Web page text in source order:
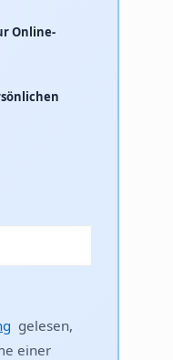
Online-
gelesen,
einer